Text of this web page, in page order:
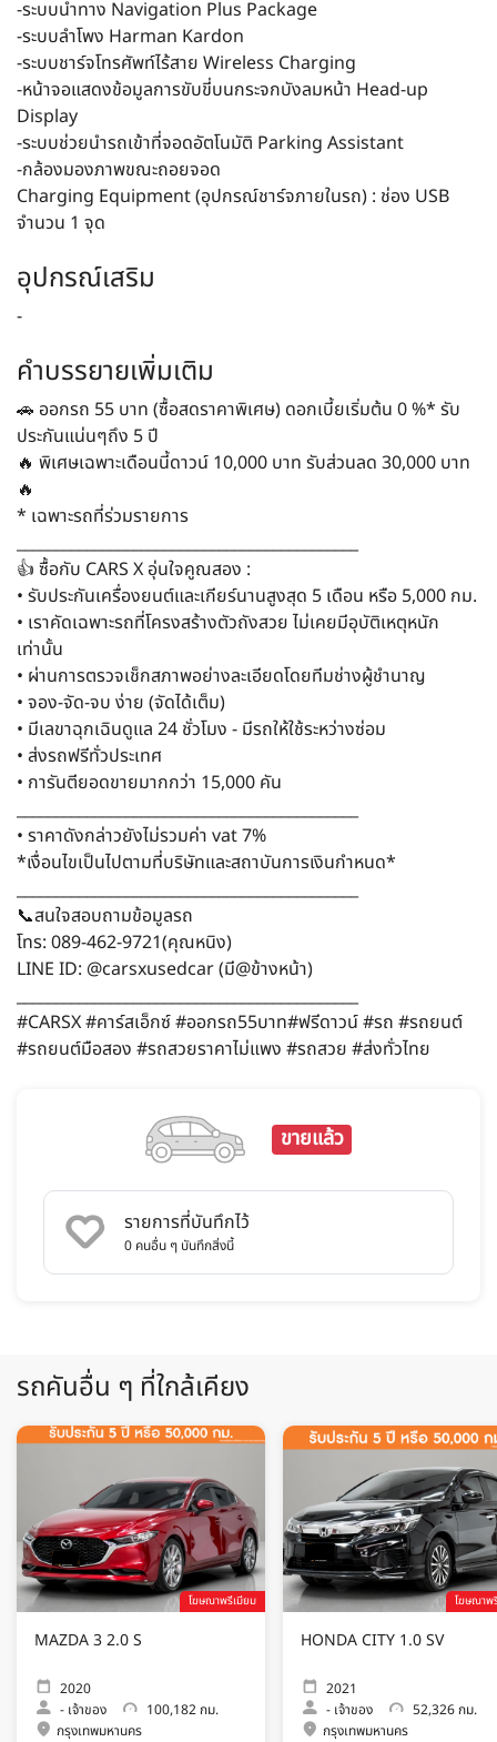
-ระบบนำทาง Navigation Plus Package
-ระบบลำโพง Harman Kardon
-ระบบชาร์จโทรศัพท์ไร้สาย Wireless Charging
-หน้าจอแสดงข้อมูลการขับขี่บนกระจกบังลมหน้า Head-up
Display
-ระบบช่วยนำรถเข้าที่จอดอัตโนมัติ Parking Assistant
-กล้องมองภาพขณะถอยจอด
Charging Equipment (อุปกรณ์ชาร์จภายในรถ) : ช่อง USB
จำนวน 1 จุด
อุปกรณ์เสริม
-
คำบรรยายเพิ่มเติม
🚗 ออกรถ 55 บาท (ซื้อสดราคาพิเศษ) ดอกเบี้ยเริ่มต้น 0 %* รับ
ประกันแน่นๆถึง 5 ปี
🔥 พิเศษเฉพาะเดือนนี้ดาวน์ 10,000 บาท รับส่วนลด 30,000 บาท
🔥
* เฉพาะรถที่ร่วมรายการ
👍 ซื้อกับ CARS X อุ่นใจคูณสอง :
• รับประกันเครื่องยนต์และเกียร์นานสูงสุด 5 เดือน หรือ 5,000 กม.
• เราคัดเฉพาะรถที่โครงสร้างตัวถังสวย ไม่เคยมีอุบัติเหตุหนัก
เท่านั้น
• ผ่านการตรวจเช็กสภาพอย่างละเอียดโดยทีมช่างผู้ชำนาญ
• จอง-จัด-จบ ง่าย (จัดได้เต็ม)
• มีเลขาฉุกเฉินดูแล 24 ชั่วโมง - มีรถให้ใช้ระหว่างซ่อม
• ส่งรถฟรีทั่วประเทศ
• การันตียอดขายมากกว่า 15,000 คัน
• ราคาดังกล่าวยังไม่รวมค่า vat 7%
*เงื่อนไขเป็นไปตามที่บริษัทและสถาบันการเงินกำหนด*
📞สนใจสอบถามข้อมูลรถ
โทร: 089-462-9721(คุณหนิง)
LINE ID: @carsxusedcar (มี@ข้างหน้า)
#CARSX #คาร์สเอ็กซ์ #ออกรถ55บาท#ฟรีดาวน์ #รถ #รถยนต์
#รถยนต์มือสอง #รถสวยราคาไม่แพง #รถสวย #ส่งทั่วไทย
ขายแล้ว
รายการที่บันทึกไว้
0 คนอื่น ๆ บันทึกสิ่งนี้
รถคันอื่น ๆ ที่ใกล้เคียง
โฆษณาพรีเมียม
MAZDA 3 2.0 S
2020
- เจ้าของ
100,182 กม.
กรุงเทพมหานคร
โฆษณาพ
HONDA CITY 1.0 SV
2021
- เจ้าของ
52,326 กม.
กรุงเทพมหานคร